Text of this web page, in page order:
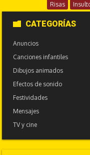
Risas
CATEGORÍAS
Anuncios
Canciones infantiles
Dibujos animados
Efectos de sonido
Festividades
Mensajes
TV y cine